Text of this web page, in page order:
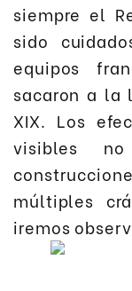
siempre el
sido
equipos
sacaron a la
XIX. Los
visibles
múltiples
iremos